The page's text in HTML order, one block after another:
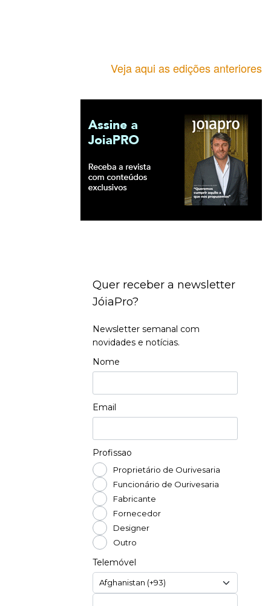
Veja aqui as edições anteriores